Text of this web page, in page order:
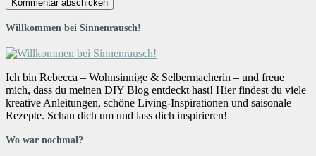
Willkommen bei Sinnenrausch!
Ich bin Rebecca – Wohnsinnige & Selbermacherin – und freue
mich, dass du meinen DIY Blog entdeckt hast! Hier findest du viele
kreative Anleitungen, schöne Living-Inspirationen und saisonale
Rezepte. Schau dich um und lass dich inspirieren!
Wo war nochmal?